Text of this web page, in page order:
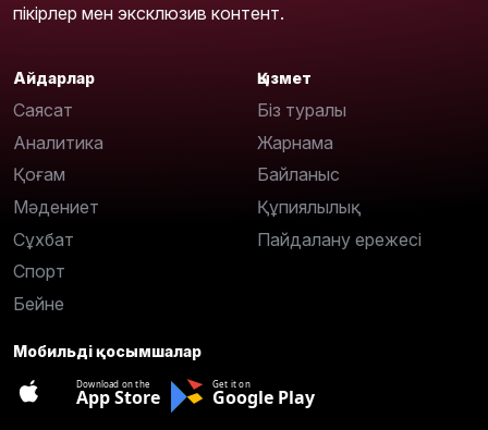
пікірлер мен эксклюзив контент.
Айдарлар
Саясат
Аналитика
Қоғам
Мәдениет
Сұхбат
Спорт
Бейне
Қызмет
Біз туралы
Жарнама
Байланыс
Құпиялылық
Пайдалану ережесі
Мобильді қосымшалар
Download on the
App Store
Get it on
Google Play